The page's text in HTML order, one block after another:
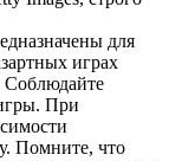
для
играх
Соблюдайте
При
Помните, что